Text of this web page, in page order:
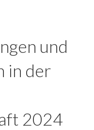
und
in der
2024